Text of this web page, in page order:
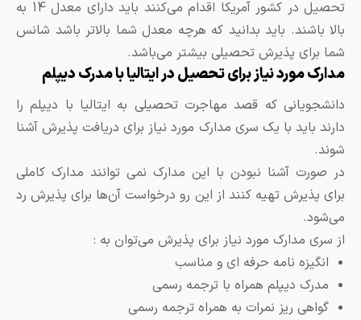
تحصیل در کشور آمریکا اقدام می‌کنند باید دارای معدل 14 به
باشند. باید بدانید که هرچه معدل شما بالاتر باشد شانس
برای پذیرش تحصیلی بیشتر می‌باشد.
مورد نیاز برای تحصیل در ایتالیا با مدرک دیپلم
که قصد مهاجرت تحصیلی به ایتالیا با دیپلم را
باید با یک سری مدارک مورد نیاز برای دریافت پذیرش آشنا
صورت آشنا نبودن با این مدارک نمی توانند مدارک کاملی
پذیرش تهیه کنند از این رو درخواست آن‌ها برای پذیرش رد
سری مدارک مورد نیاز برای پذیرش می‌توان به :
انگیزه نامه حرفه ای و مناسب
مدرک دیپلم همراه با ترجمه رسمی
گواهی ریز نمرات به همراه ترجمه رسمی